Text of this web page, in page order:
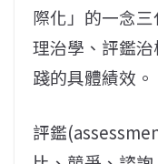
際化」的一念
理治學、評鑑
踐的具體績效。
評鑑